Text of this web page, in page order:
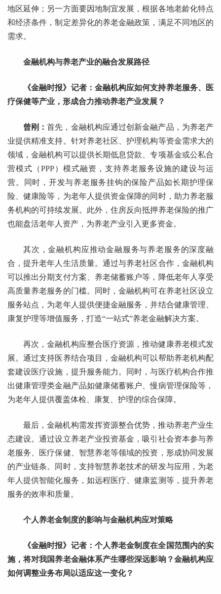
地区延伸；另一方面要因地制宜发展，根据各地老龄化特点
和经济条件，制定差异化的养老金融政策，满足不同地区的
需求。
金融机构与养老产业的融合发展路径
《金融时报》记者：金融机构应如何支持养老服务、医
疗保健等产业，形成合力推动养老产业发展？
曾刚：首先，金融机构应通过创新金融产品，为养老产
业提供精准支持。针对养老社区、护理机构等资金需求大的
领域，金融机构可以提供长期低息贷款、专项基金或公私合
营模式（PPP）模式融资，支持养老服务设施的建设与运
营。同时，开发与养老服务挂钩的保险产品如长期护理保
险、健康险等，为老年人提供资金保障的同时，助力养老服
务机构的可持续发展。此外，住房反向抵押养老保险的推广
也能盘活老年人资产，为养老产业引入更多资金。
其次，金融机构应推动金融服务与养老服务的深度融
合，提升老年人生活质量。通过与养老社区合作，金融机构
可以推出分期支付方案、养老储蓄账户等，降低老年人享受
高质量养老服务的门槛。同时，金融机构可在养老社区设立
服务站点，为老年人提供便捷金融服务，并结合健康管理、
康复护理等增值服务，打造“一站式”养老金融解决方案。
再次，金融机构应整合医疗资源，推动健康养老模式发
展。通过支持医养结合项目，金融机构可以帮助养老机构配
套建设医疗设施，提升服务能力。同时，与医疗机构合作推
出健康管理类金融产品如健康储蓄账户、慢病管理保险等，
为老年人提供覆盖体检、康复、护理的综合保障。
最后，金融机构需发挥资源整合优势，推动养老产业生
态建设。通过设立养老产业投资基金，吸引社会资本参与养
老服务、医疗保健、智慧养老等领域的投资，形成协同发展
的产业链条。同时，支持智慧养老技术的研发与应用，为老
年人提供智能化服务，如远程医疗、健康监测等，提升养老
服务的效率和质量。
个人养老金制度的影响与金融机构应对策略
《金融时报》记者：个人养老金制度在全国范围内的实
施，将对我国养老金融体系产生哪些深远影响？金融机构应
如何调整业务布局以适应这一变化？